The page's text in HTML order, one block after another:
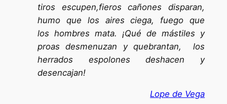
tiros escupen,fieros cañones disparan,
humo que los aires ciega, fuego que
los hombres mata. ¡Qué de mástiles y
proas desmenuzan y quebrantan, los
herrados espolones deshacen y
desencajan!
Lope de Vega